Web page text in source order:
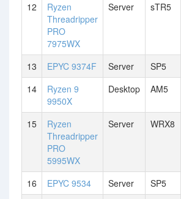
12
Ryzen
Threadripper
PRO
7975WX
Server sTR5
13 EPYC 9374F Server SP5
14
Ryzen 9
9950X
Desktop AM5
15
Ryzen
Threadripper
PRO
5995WX
Server WRX8
16 EPYC 9534 Server SP5